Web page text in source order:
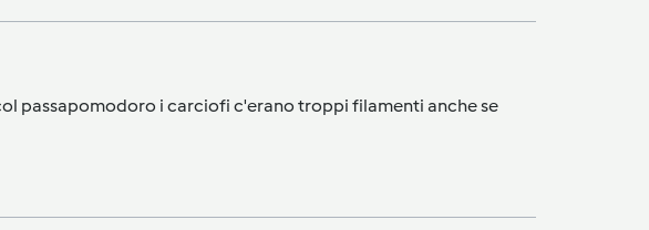
passapomodoro i carciofi c'erano troppi filamenti anche se